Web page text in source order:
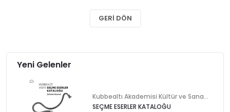
GERI DÖN
Yeni Gelenler
SEÇME ESERLER KATALOĞU